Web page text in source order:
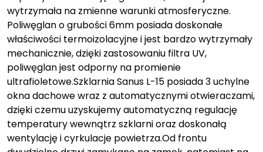
wytrzymała na zmienne warunki atmosferyczne.
Poliwęglan o grubości 6mm posiada doskonałe
właściwości termoizolacyjne i jest bardzo wytrzymały
mechanicznie, dzięki zastosowaniu filtra UV,
poliwęglan jest odporny na promienie
ultrafioletowe.Szklarnia Sanus L-15 posiada 3 uchylne
okna dachowe wraz z automatycznymi otwieraczami,
dzięki czemu uzyskujemy automatyczną regulację
temperatury wewnątrz szklarni oraz doskonałą
wentylację i cyrkulacje powietrza.Od frontu